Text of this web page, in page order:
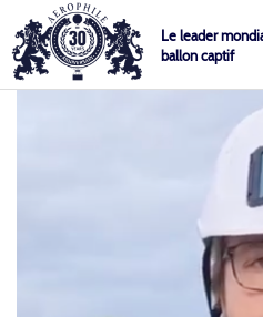
to
content
Aérophile – Le leader mondial du
Le leader
ballon captif
Cookies management panel